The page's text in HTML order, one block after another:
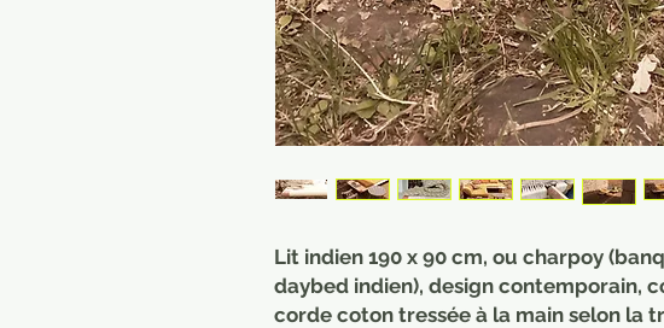
Lit indien 190 x 90 cm, ou charpoy
daybed indien), design contemporain,
corde coton tressée à la main selon la